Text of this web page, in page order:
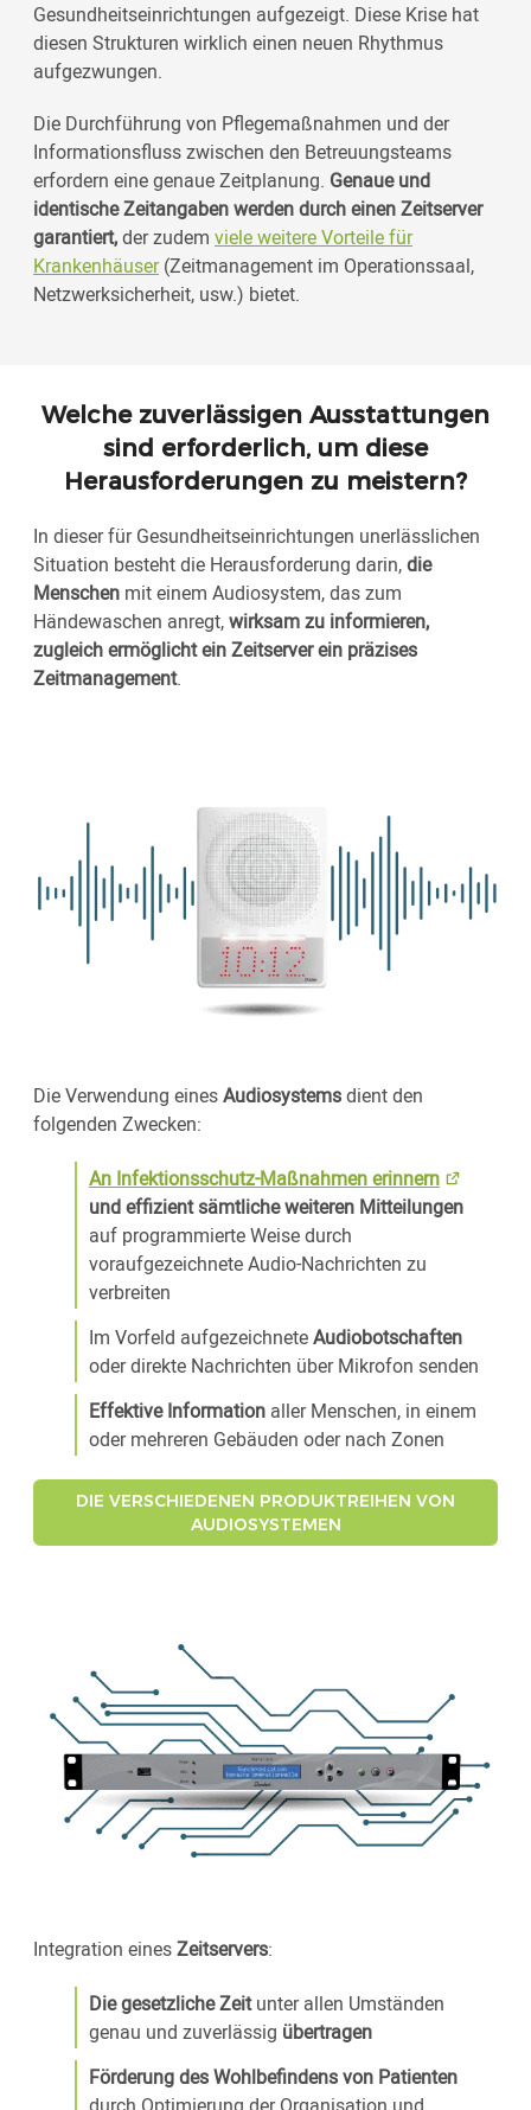
Gesundheitseinrichtungen aufgezeigt. Diese Krise hat
diesen Strukturen wirklich einen neuen Rhythmus
aufgezwungen.
Die Durchführung von Pflegemaßnahmen und der
Informationsfluss zwischen den Betreuungsteams
erfordern eine genaue Zeitplanung. Genaue und
identische Zeitangaben werden durch einen Zeitserver
garantiert,der zudem viele weitere Vorteile für
Krankenhäuser(Zeitmanagement im Operationssaal,
Netzwerksicherheit, usw.) bietet.
Welche zuverlässigen Ausstattungen
sind erforderlich, um diese
Herausforderungen zu meistern?
In dieser für Gesundheitseinrichtungen unerlässlichen
Situation besteht die Herausforderung darin,die
Menschen mit einem Audiosystem, das zum
Händewaschen anregt,wirksam zu informieren,
zugleich ermöglicht ein Zeitserver ein präzises
Zeitmanagement.
Die Verwendung einesAudiosystemsdient den
folgenden Zwecken:
An Infektionsschutz-Maßnahmen erinnern
und effizient sämtliche weiteren Mitteilungen
auf programmierte Weise durch
voraufgezeichnete Audio-Nachrichten zu
verbreiten
Im Vorfeld aufgezeichneteAudiobotschaften
oder direkte Nachrichten über Mikrofon senden
Effektive Information aller Menschen, in einem
oder mehreren Gebäuden oder nach Zonen
DIE VERSCHIEDENEN PRODUKTREIHEN VON
AUDIOSYSTEMEN
Integration einesZeitservers:
Die gesetzliche Zeitunter allen Umständen
genau und zuverlässig übertragen
Förderung des Wohlbefindens von Patienten